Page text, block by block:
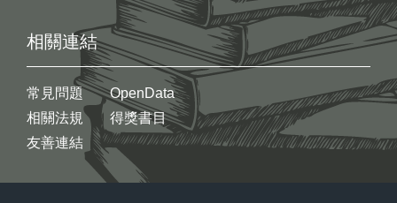
相關連結
常見問題
相關法規
友善連結
OpenData
得獎書目